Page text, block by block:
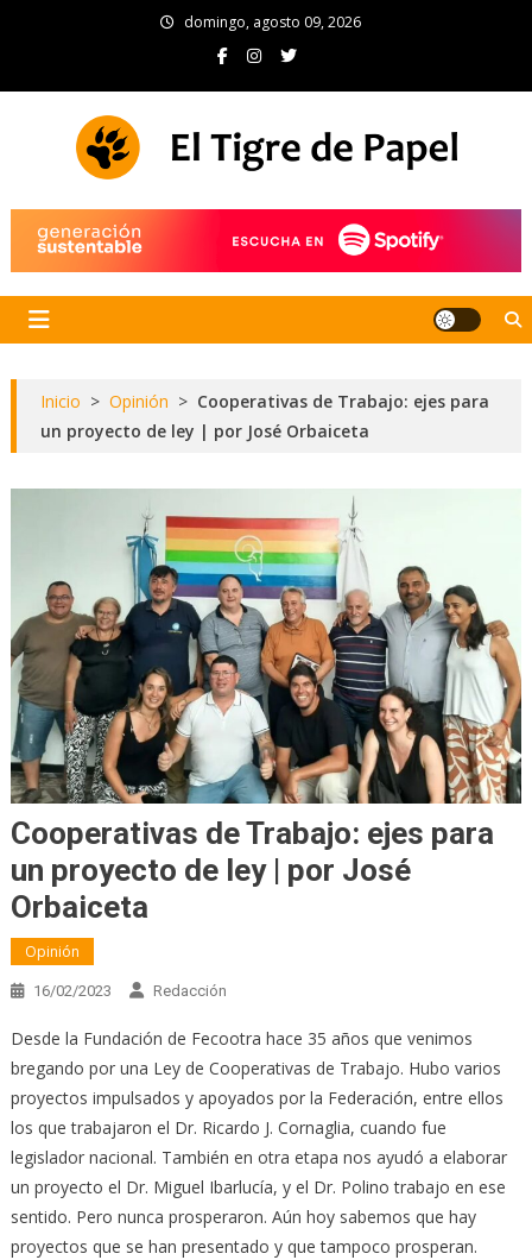
domingo, agosto 09, 2026
Inicio > Opinión > Cooperativas de Trabajo: ejes para
un proyecto de ley | por José Orbaiceta
Cooperativas de Trabajo: ejes para
un proyecto de ley | por José
Orbaiceta
Opinión
16/02/2023 Redacción
Desde la Fundación de Fecootra hace 35 años que venimos
bregando por una Ley de Cooperativas de Trabajo. Hubo varios
proyectos impulsados y apoyados por la Federación, entre ellos
los que trabajaron el Dr. Ricardo J. Cornaglia, cuando fue
legislador nacional. También en otra etapa nos ayudó a elaborar
un proyecto el Dr. Miguel Ibarlucía, y el Dr. Polino trabajo en ese
sentido. Pero nunca prosperaron. Aún hoy sabemos que hay
proyectos que se han presentado y que tampoco prosperan.